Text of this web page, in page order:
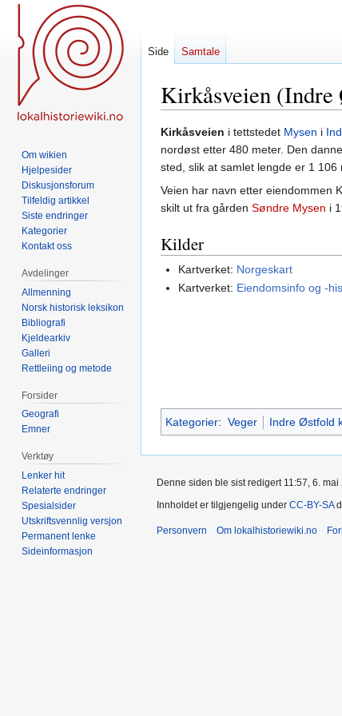
Kirkåsveien
Hopp
til
navigering
Hopp
til
søk
Kirkåsveien i tettstedet Mysen i
nordøst etter 480 meter. Den
sted, slik at samlet lengde er 1
Veien har navn etter eiendommen
skilt ut fra gården Søndre Mysen i
Kilder
Kartverket: Norgeskart
Kartverket: Eiendomsinfo og -
Kategorier: Veger Indre Østfold
Side Samtale
Om wikien
Hjelpesider
Diskusjonsforum
Tilfeldig artikkel
Siste endringer
Kategorier
Kontakt oss
Avdelinger
Allmenning
Norsk historisk leksikon
Bibliografi
Kjeldearkiv
Galleri
Rettleiing og metode
Forsider
Geografi
Emner
Verktøy
Lenker hit
Relaterte endringer
Spesialsider
Utskriftsvennlig versjon
Permanent lenke
Sideinformasjon
Denne siden ble sist redigert 11:57, 6. mai
Innholdet er tilgjengelig under CC-BY-SA
Personvern Om lokalhistoriewiki.no